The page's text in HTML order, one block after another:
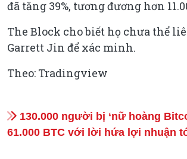
đã tăng 39%, tương đương hơn
The Block cho biết họ chưa thể
Garrett Jin để xác minh.
Theo: Tradingview
130.000 người bị ‘nữ hoàng
61.000 BTC với lời hứa lợi nhuận